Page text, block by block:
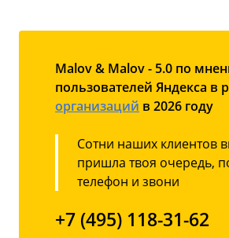
Malov & Malov - 5.0 по
пользователей Яндекса в
организаций в 2026 году
Сотни наших клиентов
пришла твоя очередь,
телефон и звони
+7 (495) 118-31-62